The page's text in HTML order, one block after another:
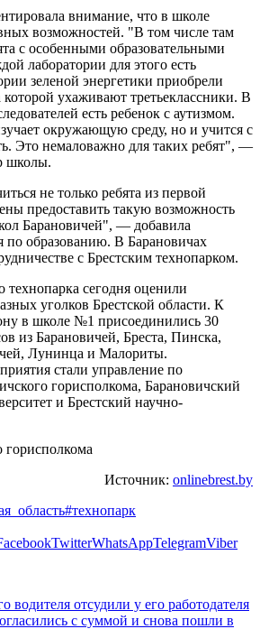
внимание, что в школе
возможностей. "В том числе там
с особенными образовательными
лаборатории для этого есть
зеленой энергетики приобрели
ухаживают третьеклассники. В
есть ребенок с аутизмом.
окружающую среду, но и учится с
Это немаловажно для таких ребят", —
школы.
не только ребята из первой
предоставить такую возможность
Барановичей", — добавила
по образованию. В Барановичах
с Брестским технопарком.
технопарка сегодня оценили
уголков Брестской области. К
в школе №1 присоединились 30
из Барановичей, Бреста, Пинска,
Лунинца и Малориты.
стали управление по
горисполкома, Барановичский
и Брестский научно-
горисполкома
Источник: onlinebrest.by
#технопарк
TwitterWhatsAppTelegramViber
водителя отсудили у его работодателя
с суммой и снова пошли в